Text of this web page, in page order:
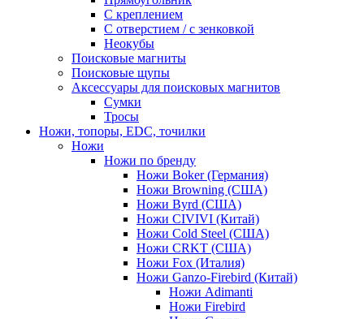
С креплением
С отверстием / с зенковкой
Неокубы
Поисковые магниты
Поисковые щупы
Аксессуары для поисковых магнитов
Сумки
Тросы
Ножи, топоры, EDC, точилки
Ножи
Ножи по бренду
Ножи Boker (Германия)
Ножи Browning (США)
Ножи Byrd (США)
Ножи CIVIVI (Китай)
Ножи Cold Steel (США)
Ножи CRKT (США)
Ножи Fox (Италия)
Ножи Ganzo-Firebird (Китай)
Ножи Adimanti
Ножи Firebird